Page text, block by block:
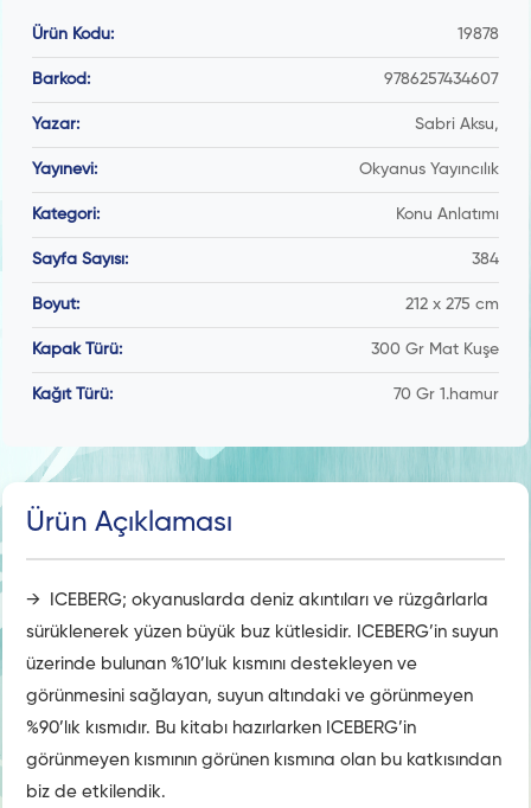
Ürün Kodu: 19878
Barkod: 9786257434607
Yazar: Sabri Aksu,
Yayınevi: Okyanus Yayıncılık
Kategori: Konu Anlatımı
Sayfa Sayısı: 384
Boyut: 212 x 275 cm
Kapak Türü: 300 Gr Mat Kuşe
Kağıt Türü: 70 Gr 1.hamur
Ürün Açıklaması
→ ICEBERG; okyanuslarda deniz akıntıları ve rüzgârlarla
sürüklenerek yüzen büyük buz kütlesidir. ICEBERG’in suyun
üzerinde bulunan %10’luk kısmını destekleyen ve
görünmesini sağlayan, suyun altındaki ve görünmeyen
%90’lık kısmıdır. Bu kitabı hazırlarken ICEBERG’in
görünmeyen kısmının görünen kısmına olan bu katkısından
biz de etkilendik.